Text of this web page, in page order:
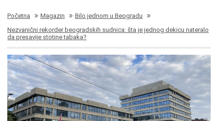
Početna Magazin
Bilo jednom u Beogradu
Nezvanični rekorder beogradskih sudnica: šta je jednog dekicu nateralo
da presavije stotine tabaka?